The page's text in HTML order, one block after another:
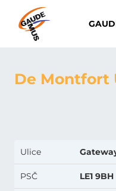
De Montfort
Ulice
PSČ LE1 9BH